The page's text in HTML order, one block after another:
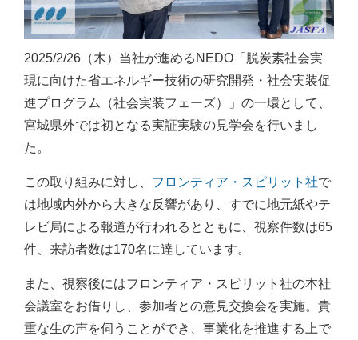
2025/2/26（木）当社が進めるNEDO「脱炭素社会実
現に向けた省エネルギー技術の研究開発・社会実装促
進プログラム（社会実装フェーズ）」の一環として、
宮城県外では初となる実証実験の見学会を行いまし
た。
この取り組みに対し、 フロンティア・スピリット社で
は地域内外から大きな反響があり、すでに地元紙やテ
レビ局による報道が行われるとともに、視察件数は65
件、来訪者数は170名に達しています。
また、視察後にはフロンティア・スピリット社の本社
会議室をお借りし、参加者との意見交換会を実施。貴
重な生の声を伺うことができ、事業化を推進する上で